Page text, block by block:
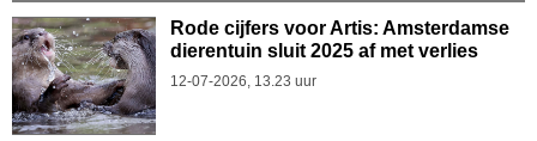
Rode cijfers voor Artis: Amsterdamse
dierentuin sluit 2025 af met verlies
12-07-2026, 13.23 uur